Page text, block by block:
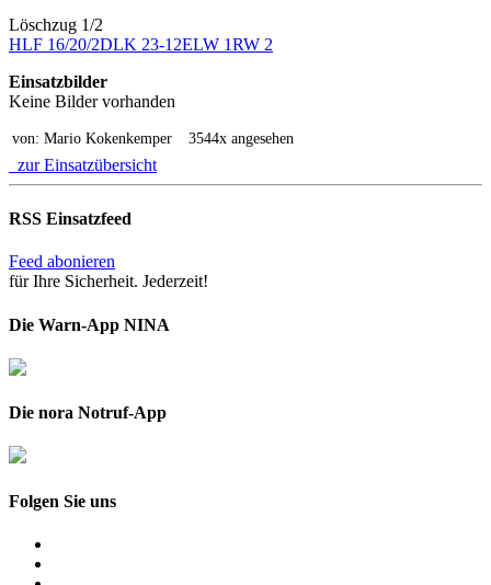
Löschzug 1/2
HLF 16/20/2DLK 23-12ELW 1RW 2
Einsatzbilder
Keine Bilder vorhanden
von: Mario Kokenkemper 3544x angesehen
zur Einsatzübersicht
RSS Einsatzfeed
Feed abonieren
für Ihre Sicherheit. Jederzeit!
Die Warn-App NINA
Die nora Notruf-App
Folgen Sie uns